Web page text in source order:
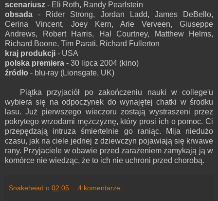
scenariusz - Eli Roth, Randy Pearlstein
obsada - Rider Strong, Jordan Ladd, James DeBello,
Cerina Vincent, Joey Kern, Arie Verveen, Giuseppe
Andrews, Robert Harris, Hal Courtney, Matthew Helms,
Richard Boone, Tim Parati, Richard Fullerton
kraj produkcji - USA
polska premiera - 30 lipca 2004 (kino)
źródło - blu-ray (Lionsgate, UK)
Piątka przyjaciół po zakończeniu nauki w college'u
wybiera się na odpoczynek do wynajętej chatki w środku
lasu. Już pierwszego wieczoru zostają wystraszeni przez
pokrytego wrzodami mężczyznę, który prosi ich o pomoc. Ci
przepędzają intruza śmiertelnie go raniąc. Mija niedużo
czasu, jak na ciele jednej z dziewczyn pojawiają się krwawe
rany. Przyjaciele w obawie przed zarażeniem zamykają ją w
komórce nie wiedząc, że to ich nie uchroni przed chorobą.
Snakehead o 02:05 4 komentarze: